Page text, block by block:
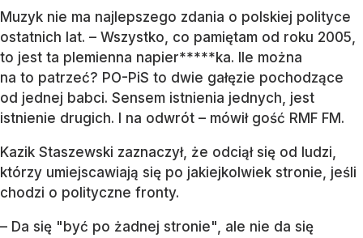
Muzyk nie ma najlepszego zdania o polskiej polityce
ostatnich lat. – Wszystko, co pamiętam od roku 2005,
to jest ta plemienna napier*****ka. Ile można
na to patrzeć? PO-PiS to dwie gałęzie pochodzące
od jednej babci. Sensem istnienia jednych, jest
istnienie drugich. I na odwrót – mówił gość RMF FM.
Kazik Staszewski zaznaczył, że odciął się od ludzi,
którzy umiejscawiają się po jakiejkolwiek stronie, jeśli
chodzi o polityczne fronty.
– Da się "być po żadnej stronie", ale nie da się